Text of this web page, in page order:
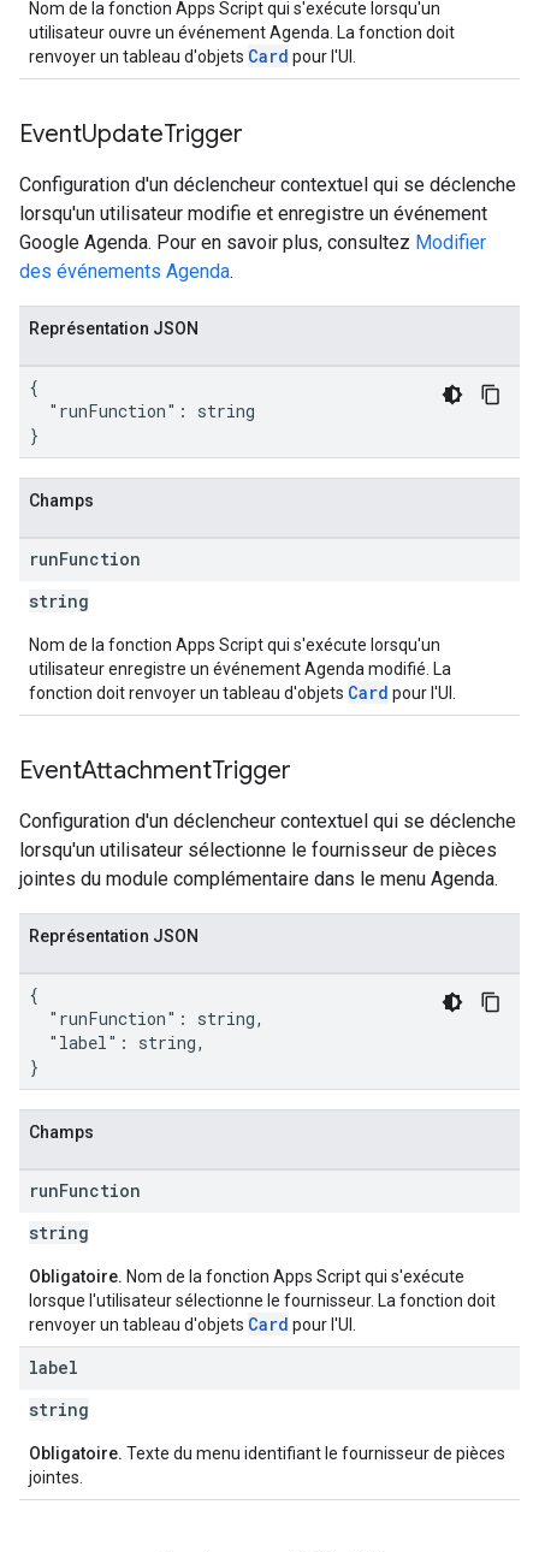
Nom de la fonction Apps Script qui s'exécute lorsqu'un
utilisateur ouvre un événement Agenda. La fonction doit
renvoyer un tableau d'objets Card pour l'UI.
EventUpdateTrigger
Configuration d'un déclencheur contextuel qui se déclenche
lorsqu'un utilisateur modifie et enregistre un événement
Google Agenda. Pour en savoir plus, consultez Modifier
des événements Agenda.
Représentation JSON
{
  "runFunction": string
}
Champs
runFunction
string
Nom de la fonction Apps Script qui s'exécute lorsqu'un
utilisateur enregistre un événement Agenda modifié. La
fonction doit renvoyer un tableau d'objets Card pour l'UI.
EventAttachmentTrigger
Configuration d'un déclencheur contextuel qui se déclenche
lorsqu'un utilisateur sélectionne le fournisseur de pièces
jointes du module complémentaire dans le menu Agenda.
Représentation JSON
{
  "runFunction": string,
  "label": string,
}
Champs
runFunction
string
Obligatoire. Nom de la fonction Apps Script qui s'exécute
lorsque l'utilisateur sélectionne le fournisseur. La fonction doit
renvoyer un tableau d'objets Card pour l'UI.
label
string
Obligatoire. Texte du menu identifiant le fournisseur de pièces
jointes.